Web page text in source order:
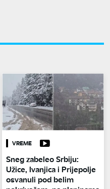
VREME
Sneg zabeleo Srbiju:
Užice, Ivanjica i Prijepolje
osvanuli pod belim